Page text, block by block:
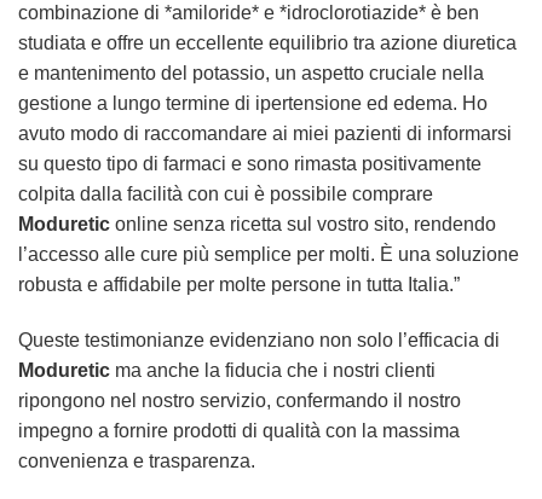
combinazione di *amiloride* e *idroclorotiazide* è ben
studiata e offre un eccellente equilibrio tra azione diuretica
e mantenimento del potassio, un aspetto cruciale nella
gestione a lungo termine di ipertensione ed edema. Ho
avuto modo di raccomandare ai miei pazienti di informarsi
su questo tipo di farmaci e sono rimasta positivamente
colpita dalla facilità con cui è possibile comprare
Moduretic online senza ricetta sul vostro sito, rendendo
l’accesso alle cure più semplice per molti. È una soluzione
robusta e affidabile per molte persone in tutta Italia.”
Queste testimonianze evidenziano non solo l’efficacia di
Moduretic ma anche la fiducia che i nostri clienti
ripongono nel nostro servizio, confermando il nostro
impegno a fornire prodotti di qualità con la massima
convenienza e trasparenza.